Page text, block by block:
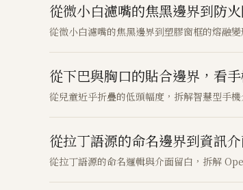
從微小白濾嘴的焦黑邊界到防
從微小白濾嘴的焦黑邊界到塑膠窗框的熔融
從下巴與胸口的貼合邊界，看
從兒童近乎折疊的低頭幅度，拆解智慧型手
從拉丁語源的命名邊界到資訊
從拉丁語源的命名邏輯與介面留白，拆解